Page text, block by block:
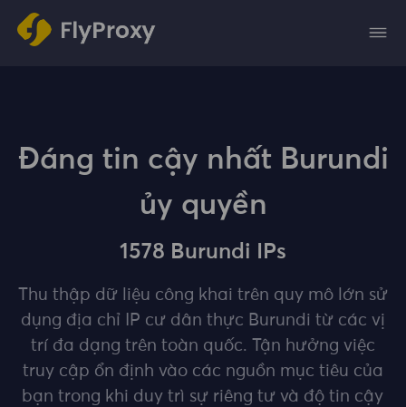
Đáng tin cậy nhất Burundi
ủy quyền
1578 Burundi IPs
Thu thập dữ liệu công khai trên quy mô lớn sử
dụng địa chỉ IP cư dân thực Burundi từ các vị
trí đa dạng trên toàn quốc. Tận hưởng việc
truy cập ổn định vào các nguồn mục tiêu của
bạn trong khi duy trì sự riêng tư và độ tin cậy